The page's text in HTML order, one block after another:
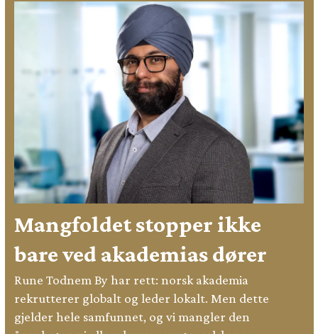
Mangfoldet stopper ikke
bare ved akademias dører
Rune Todnem By har rett: norsk akademia
rekrutterer globalt og leder lokalt. Men dette
gjelder hele samfunnet, og vi mangler den